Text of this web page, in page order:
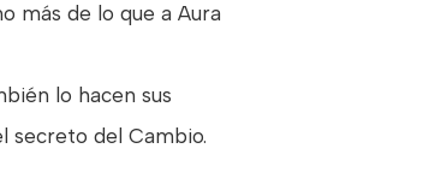
más de lo que a Aura
lo hacen sus
secreto del Cambio.